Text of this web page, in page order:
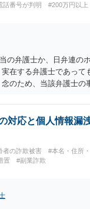
話番号が判明 #200万円以上
の弁護士か、日弁連の
在する弁護士であって
のため、当該弁護士の
対応と個人情報漏
者の詐欺被害
#本名・住所
置 #副業詐欺